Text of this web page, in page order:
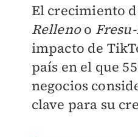
El crecimiento
Rellenoo
impacto de
país en el que
negocios
clave para su